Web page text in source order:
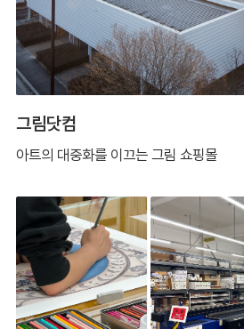
그림닷컴
아트의 대중화를 이끄는 그림 쇼핑몰